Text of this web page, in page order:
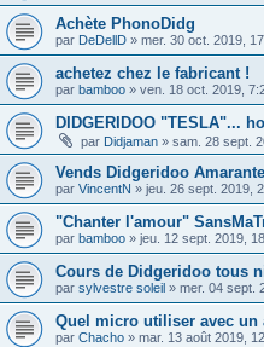
Achète PhonoDidg
par DeDellD » mer. 30 oct. 2019,
achetez chez le fabricant !
par bamboo » ven. 18 oct. 2019,
DIDGERIDOO "TESLA"...
par Didjaman » sam. 28 sept.
Vends Didgeridoo
par VincentN » jeu. 26 sept. 2019,
"Chanter l'amour"
par bamboo » jeu. 12 sept. 2019,
Cours de Didgeridoo tous
par sylvestre soleil » mer. 04 sept.
Quel micro utiliser avec un
par Chacho » mar. 13 août 2019,